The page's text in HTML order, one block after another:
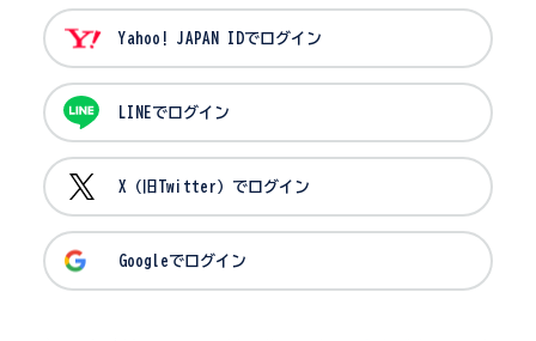
Yahoo! JAPAN IDでログイン
LINEでログイン
X（旧Twitter）でログイン
Googleでログイン